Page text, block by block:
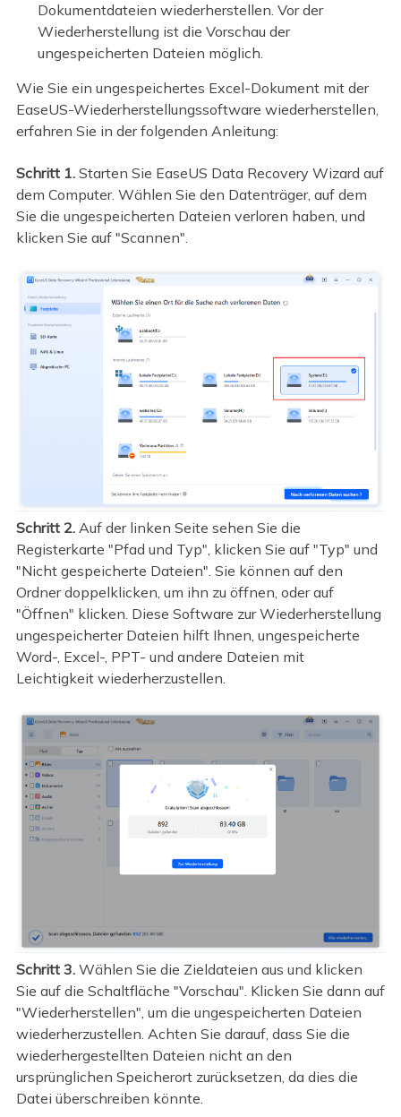
Dokumentdateien wiederherstellen. Vor der
Wiederherstellung ist die Vorschau der
ungespeicherten Dateien möglich.
Wie Sie ein ungespeichertes Excel-Dokument mit der
EaseUS-Wiederherstellungssoftware wiederherstellen,
erfahren Sie in der folgenden Anleitung:
Schritt 1. Starten Sie EaseUS Data Recovery Wizard auf
dem Computer. Wählen Sie den Datenträger, auf dem
Sie die ungespeicherten Dateien verloren haben, und
klicken Sie auf "Scannen".
Schritt 2. Auf der linken Seite sehen Sie die
Registerkarte "Pfad und Typ", klicken Sie auf "Typ" und
"Nicht gespeicherte Dateien". Sie können auf den
Ordner doppelklicken, um ihn zu öffnen, oder auf
"Öffnen" klicken. Diese Software zur Wiederherstellung
ungespeicherter Dateien hilft Ihnen, ungespeicherte
Word-, Excel-, PPT- und andere Dateien mit
Leichtigkeit wiederherzustellen.
Schritt 3. Wählen Sie die Zieldateien aus und klicken
Sie auf die Schaltfläche "Vorschau". Klicken Sie dann auf
"Wiederherstellen", um die ungespeicherten Dateien
wiederherzustellen. Achten Sie darauf, dass Sie die
wiederhergestellten Dateien nicht an den
ursprünglichen Speicherort zurücksetzen, da dies die
Datei überschreiben könnte.